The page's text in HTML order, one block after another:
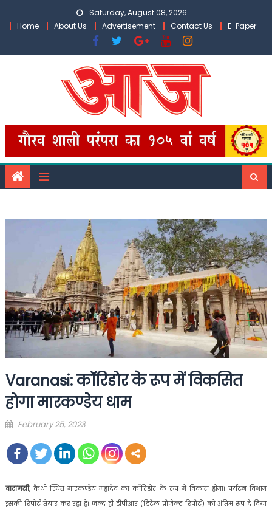
Saturday, August 08, 2026
Home
About Us Advertisement Contact Us E-Paper
Varanasi: कॉरिडोर के रूप में विकसित
होगा मारकण्डेय धाम
Posted
February 25, 2023
वाराणसी,कैथी स्थित मारकण्डेय महादेव का कॉरिडोर के रूप में विकास होगा। पर्यटन विभाग
इसकी रिपोर्ट तैयार कर रहा है। जल्द ही डीपीआर (डिटेल प्रोजेक्ट रिपोर्ट) को अंतिम रूप दे दिया